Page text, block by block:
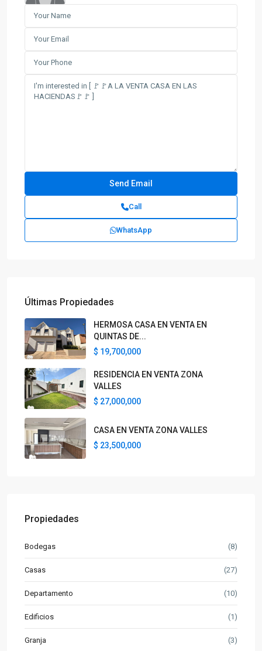
Call
WhatsApp
Últimas Propiedades
HERMOSA CASA EN VENTA EN
QUINTAS DE...
$ 19,700,000
RESIDENCIA EN VENTA ZONA
VALLES
$ 27,000,000
CASA EN VENTA ZONA VALLES
$ 23,500,000
Propiedades
Bodegas (8)
Casas (27)
Departamento (10)
Edificios (1)
Granja (3)